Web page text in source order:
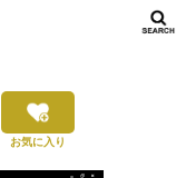
お気に入り